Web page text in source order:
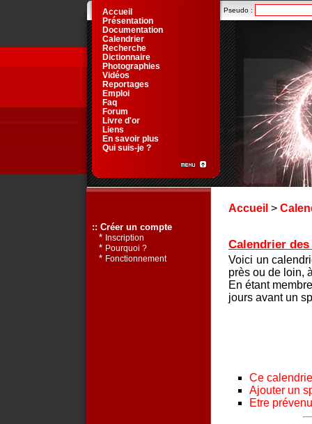
Accueil >
Calendrier
Voici un
près ou de loin,
En étant
jours avant un
Ce
Ajouter un
Etre
Pseudo :
Accueil
Présentation
Documentation
Calendrier
Recherche
Dictionnaire
Photographies
Vidéos
Reportages
Emploi
Faq
Forum
Livre d'or
Liens
En savoir plus
Qui suis-je ?
:: Créer un compte
* Inscription
* Pourquoi ?
* Fonctionnement